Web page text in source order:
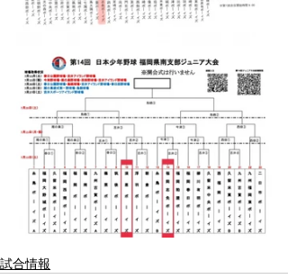
試合情報